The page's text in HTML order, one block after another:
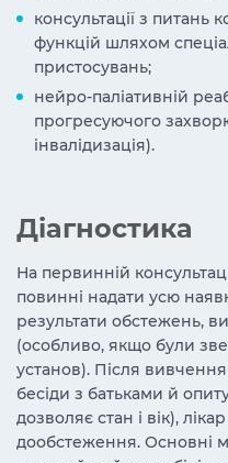
консультації з питань
функцій шляхом
пристосувань;
нейро-паліативній
прогресуючого
інвалідизація).
Діагностика
На первинній
повинні надати усю
результати обстежень,
(особливо, якщо були
установ). Після вивчення
бесіди з батьками й
дозволяє стан і вік),
дообстеження. Основні